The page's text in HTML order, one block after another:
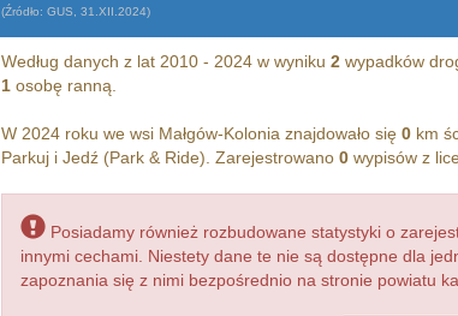
(Źródło: GUS, 31.XII.2024)
Według danych z lat 2010 - 2024 w wyniku 2wypadków
1osobę ranną.
W 2024 roku we wsi Małgów-Kolonia znajdowało się 0km
Parkuj i Jedź (Park & Ride). Zarejestrowano 0wypisów z
Posiadamy również rozbudowane statystyki o
innymi cechami. Niestety dane te nie są dostępne dla
zapoznania się z nimi bezpośrednio na stronie powiatu